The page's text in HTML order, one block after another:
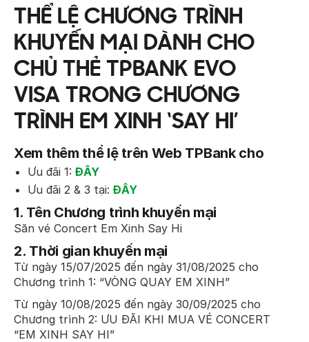
THỂ LỆ CHƯƠNG TRÌNH
KHUYẾN MẠI DÀNH CHO
CHỦ THẺ TPBANK EVO
VISA TRONG CHƯƠNG
TRÌNH EM XINH ‘SAY HI’
Xem thêm thể lệ trên Web TPBank cho
Ưu đãi 1: ĐÂY
Ưu đãi 2 & 3 tại: ĐÂY
1. Tên Chương trình khuyến mại
Săn vé Concert Em Xinh Say Hi
2. Thời gian khuyến mại
Từ ngày 15/07/2025 đến ngày 31/08/2025 cho
Chương trình 1: “VÒNG QUAY EM XINH”
Từ ngày 10/08/2025 đến ngày 30/09/2025 cho
Chương trình 2: ƯU ĐÃI KHI MUA VÉ CONCERT
“EM XINH SAY HI”